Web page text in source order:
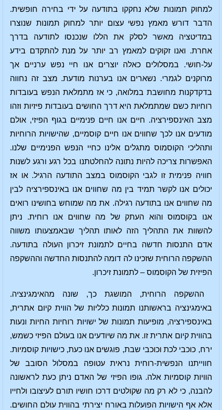
למחוק תמונות שלא נחקקו בתודעה על ידי בחירה חופשית.
הדבר דורש מאמץ נפשי עצום יותר למחוק תמונות שנוצרו
במדיטציה מאשר לסלק את הללו שנכנסו לתודעה בדרך
אחרת. ואנו זקוקים למאמץ רב יותר על מנת להתקדם בידע
על-חושי. במסלולים כאלה יוצרים אנו חיי נפש ערניים אך
מרוקנים לגמרי. נשארים אנו בערנות מודעת. מצב זה נחווה
בדקדקנות מחושבת במלואה, כי אז מתמלאת הנפש בעובדות
רוחיות כשם שמתמלאת היא דרך החושים בעובדות פיזיות וזהו
מצב האינספירציה. חיים אנו חיים פנימיים בגוף הפיזי, אולם
מודעים אנו לכך שחווים אנו חיים קוסמיים, שהישויות הרוחיות
ותהליכי הקוסמוס מתגלים אלינו כחיי הנפש הפנימיים שלנו.
האפשרות צריכה להיות נתונה להחלטתנו בכל רגע ורגע לשנות
חוויה פנימית זו לגבי הקוסמוס במצב התודעה הרגיל. או אז
יכולים אנו לקשר תמיד בין מה שחווים אנו באינספירציה לבין
מה שחווים אנו בתודעה רגילה. את מה שמוחש בחושינו רואים
אנו בקוסמוס והוא העתק של מה שחווים אנו רוחית. ניתן
להשוות את התהליך הזה לאותו תהליך שבאמצעותו משווה
אדם התנסות חדשה בחיים לתמונת זיכרון העולה בתודעה.
ההשקפה הרוחית שזכינו לה דומה להתנסות החדשה וההשקפה
הפיזית של הקוסמוס – לתמונת זיכרון.
ההשקפה הרוחית, המושגת כך, שונה מהאימגינציה.
באימגינציה בראשותנו תמונות כלליות של הווית קיום אתרית,
באינספירציה, מופיעות תמונות של ישויות רוחיות החיות ונעות
בהווית קיום אתרית זו. את מה שיודעים אנו בעולם הפיזי כשמש,
ירח, כוכבי לכת וכוכבי שבת, פוגשים אנו כעת, כישויות קוסמיות.
חווייתנו הנפשית-רוחית נראית עטופה במסלול הסובב של
הוויות קוסמיות אלה. גופו הפיזי של האדם ניתן כעת לראשונה
להבנה, כי לא רק מה שקולטים דרכו חושיו תורם לעיצובו ולחייו
אלא אף הישויות הפועלות באורח יצירתי בהווית עולם החושים.